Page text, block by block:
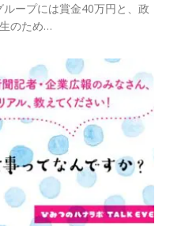
ープには賞金40万円と、政
のため…